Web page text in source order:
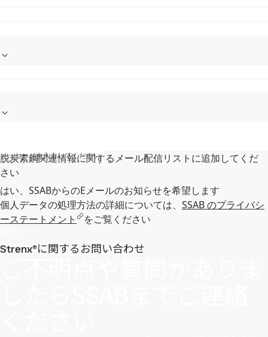
メッセージを入力してください
脱炭素鋼関連情報に関するメール配信リストに追加してくだ
さい
はい、SSABからのEメールのお知らせを希望します
個人データの処理方法の詳細については、 SSAB のプライバシ
ーステートメント
をご覧ください
Strenx®に関するお問い合わせ